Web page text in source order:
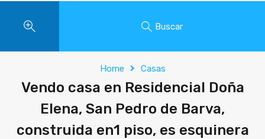
Buscar
Home Casas
Vendo casa en Residencial Doña
Elena, San Pedro de Barva,
construida en1 piso, es esquinera